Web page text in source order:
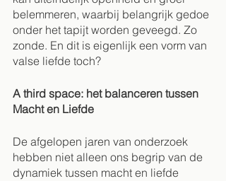
belemmeren, waarbij belangrijk gedoe
onder het tapijt worden geveegd. Zo
zonde. En dit is eigenlijk een vorm van
valse liefde toch?
A third space: het balanceren tussen
Macht en Liefde
De afgelopen jaren van onderzoek
hebben niet alleen ons begrip van de
dynamiek tussen macht en liefde